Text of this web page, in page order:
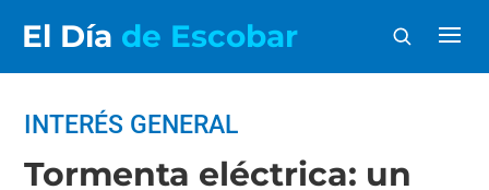
El Día de Escobar
INTERÉS GENERAL
Tormenta eléctrica: un